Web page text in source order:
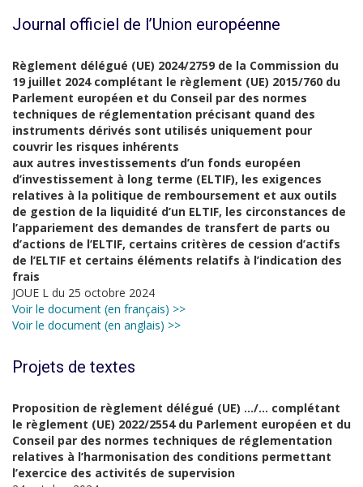
Journal officiel de l’Union européenne
Règlement délégué (UE) 2024/2759 de la Commission du
19 juillet 2024 complétant le règlement (UE) 2015/760 du
Parlement européen et du Conseil par des normes
techniques de réglementation précisant quand des
instruments dérivés sont utilisés uniquement pour
couvrir les risques inhérents
aux autres investissements d’un fonds européen
d’investissement à long terme (ELTIF), les exigences
relatives à la politique de remboursement et aux outils
de gestion de la liquidité d’un ELTIF, les circonstances de
l’appariement des demandes de transfert de parts ou
d’actions de l’ELTIF, certains critères de cession d’actifs
de l’ELTIF et certains éléments relatifs à l’indication des
frais
JOUE L du 25 octobre 2024
Voir le document (en français) >>
Voir le document (en anglais) >>
Projets de textes
Proposition de règlement délégué (UE) …/… complétant
le règlement (UE) 2022/2554 du Parlement européen et du
Conseil par des normes techniques de réglementation
relatives à l’harmonisation des conditions permettant
l’exercice des activités de supervision